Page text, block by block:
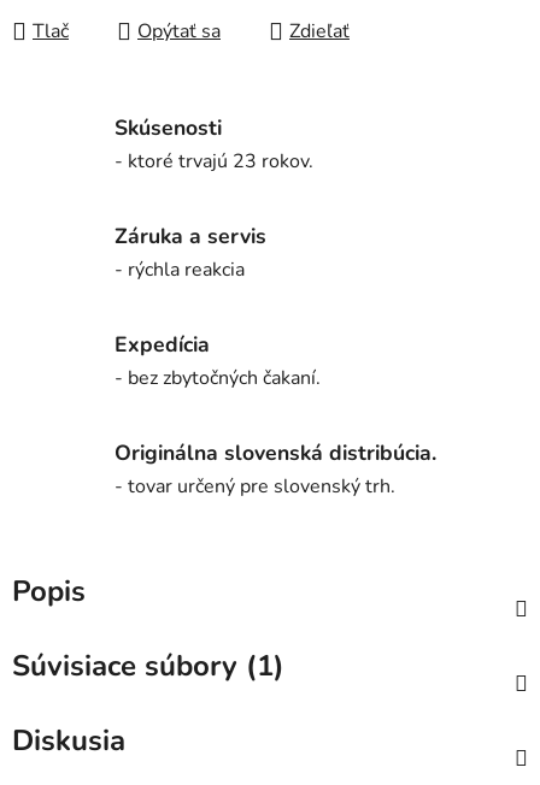
Tlač Opýtať sa Zdieľať
Skúsenosti
- ktoré trvajú 23 rokov.
Záruka a servis
- rýchla reakcia
Expedícia
- bez zbytočných čakaní.
Originálna slovenská distribúcia.
- tovar určený pre slovenský trh.
Popis
Súvisiace súbory (1)
Diskusia